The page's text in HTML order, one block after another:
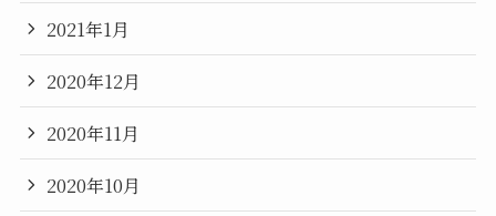
2021年1月
2020年12月
2020年11月
2020年10月